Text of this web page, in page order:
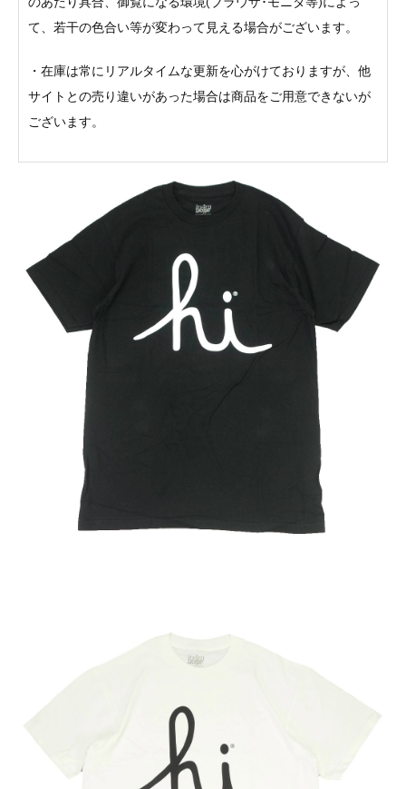
て、若干の色合い等が変わって見える場合がございます。
・在庫は常にリアルタイムな更新を心がけておりますが、他
サイトとの売り違いがあった場合は商品をご用意できないが
ございます。